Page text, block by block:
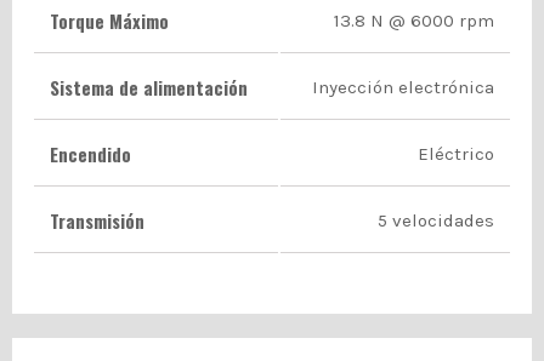
Torque Máximo 13.8 N @ 6000 rpm
Sistema de alimentación Inyección electrónica
Encendido Eléctrico
Transmisión 5 velocidades